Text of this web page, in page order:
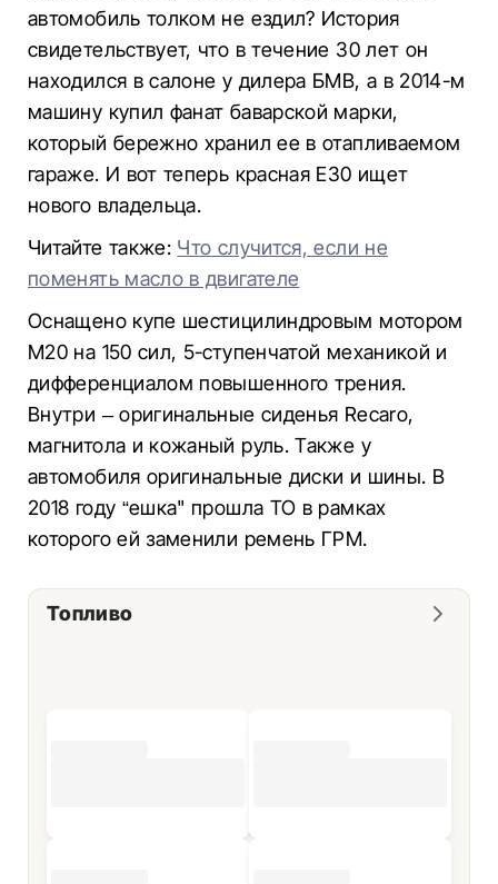
автомобиль толком не ездил? История
свидетельствует, что в течение 30 лет он
находился в салоне у дилера БМВ, а в 2014-м
машину купил фанат баварской марки,
который бережно хранил ее в отапливаемом
гараже. И вот теперь красная Е30 ищет
нового владельца.
Читайте также: Что случится, если не
поменять масло в двигателе
Оснащено купе шестицилиндровым мотором
M20 на 150 сил, 5-ступенчатой ​​механикой и
дифференциалом повышенного трения.
Внутри – оригинальные сиденья Recaro,
магнитола и кожаный руль. Также у
автомобиля оригинальные диски и шины. В
2018 году “ешка" прошла ТО в рамках
которого ей заменили ремень ГРМ.
Топливо